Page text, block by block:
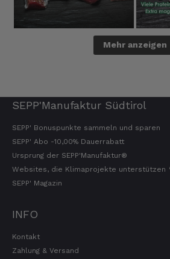
Mehr anzeigen
SEPP'Manufaktur Südtirol
SEPP' Bonuspunkte sammeln und sparen
SEPP' Abo -10,00% Dauerrabatt
Ursprung der SEPP'Manufaktur®
Websites, die Klimaprojekte unterstützen
SEPP' Magazin
INFO
Kontakt
Zahlung & Versand